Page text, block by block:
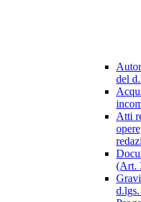
del
Atti
(Art.